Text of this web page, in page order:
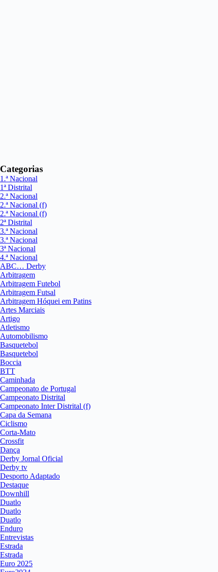
Categorias
1.ª Nacional
1ª Distrital
2.ª Nacional
2.ª Nacional (f)
2.ª Nacional (f)
2ª Distrital
3.ª Nacional
3.ª Nacional
3ª Nacional
4.ª Nacional
ABC… Derby
Arbitragem
Arbitragem Futebol
Arbitragem Futsal
Arbitragem Hóquei em Patins
Artes Marciais
Artigo
Atletismo
Automobilismo
Basquetebol
Basquetebol
Boccia
BTT
Caminhada
Campeonato de Portugal
Campeonato Distrital
Campeonato Inter Distrital (f)
Capa da Semana
Ciclismo
Corta-Mato
Crossfit
Dança
Derby Jornal Oficial
Derby tv
Desporto Adaptado
Destaque
Downhill
Duatlo
Duatlo
Duatlo
Enduro
Entrevistas
Estrada
Estrada
Euro 2025